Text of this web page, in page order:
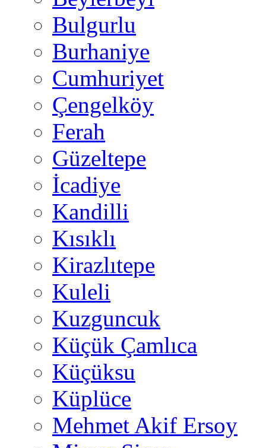
Bulgurlu
Burhaniye
Cumhuriyet
Çengelköy
Ferah
Güzeltepe
İcadiye
Kandilli
Kısıklı
Kirazlıtepe
Kuleli
Kuzguncuk
Küçük Çamlıca
Küçüksu
Küplüce
Mehmet Akif Ersoy